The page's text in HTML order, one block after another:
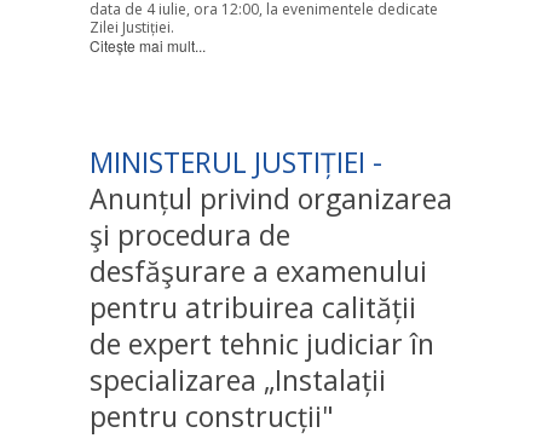
data de 4 iulie, ora 12:00, la evenimentele dedicate
Zilei Justiției.
Citește mai mult...
MINISTERUL JUSTIȚIEI -
Anunțul privind organizarea
şi procedura de
desfăşurare a examenului
pentru atribuirea calității
de expert tehnic judiciar în
specializarea „Instalații
pentru construcții"